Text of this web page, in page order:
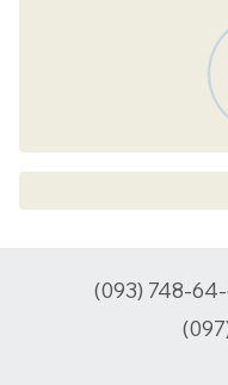
(093) 748-